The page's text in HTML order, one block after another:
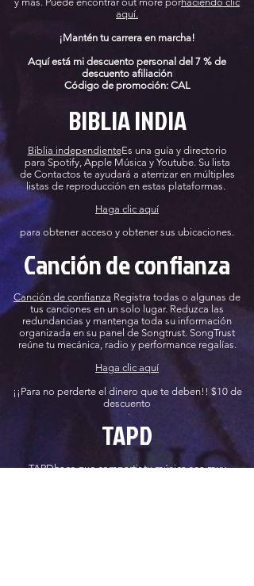
aquí.
¡Mantén tu carrera en marcha!
Aquí está mi descuento personal del 7 % de
descuento afiliación
Código de promoción: CAL
BIBLIA INDIA
Biblia independienteEs una guía y directorio
para Spotify, Apple Música y Youtube. Su lista
de Contactos te ayudará a aterrizar en múltiples
listas de reproducción en estas plataformas.
Haga clic aquí
para obtener acceso y obtener sus ubicaciones.
Canción de confianza
Canción de confianza Registra todas o algunas de
tus canciones en un solo lugar. Reduzca las
redundancias y mantenga toda su información
organizada en su panel de Songtrust. SongTrust
reúne tu mecánica, radio y performance regalías.
Haga clic aquí
¡¡Para no perderte el dinero que te deben!! $10 de
descuento
TAPD
TAPDhace que compartir tu música sea muy